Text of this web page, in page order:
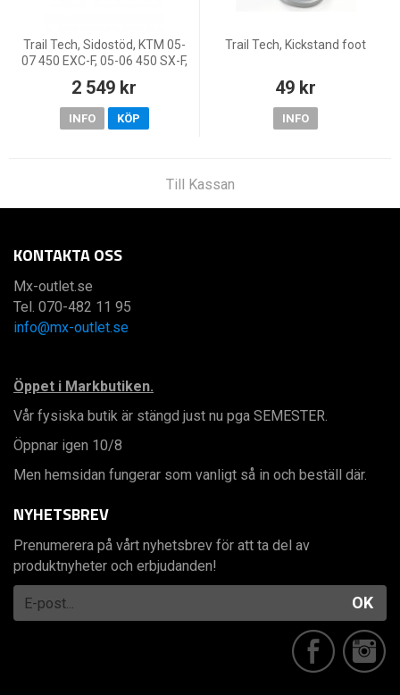
Trail Tech, Sidostöd, KTM 05-
07 450 EXC-F, 05-06 450 SX-F,
05-07 250 EXC/250 EXC-
F/300 EXC/400 EXC/525 EXC,
05-06 250 SX/250 SX-
2 549 kr
INFO KÖP
Trail Tech, Kickstand foot
49 kr
INFO
Till Kassan
KONTAKTA OSS
Mx-outlet.se
Tel. 070-482 11 95
info@mx-outlet.se
Öppet i Markbutiken.
Vår fysiska butik är stängd just nu pga SEMESTER.
Öppnar igen 10/8
Men hemsidan fungerar som vanligt så in och beställ där.
NYHETSBREV
Prenumerera på vårt nyhetsbrev för att ta del av
produktnyheter och erbjudanden!
OK